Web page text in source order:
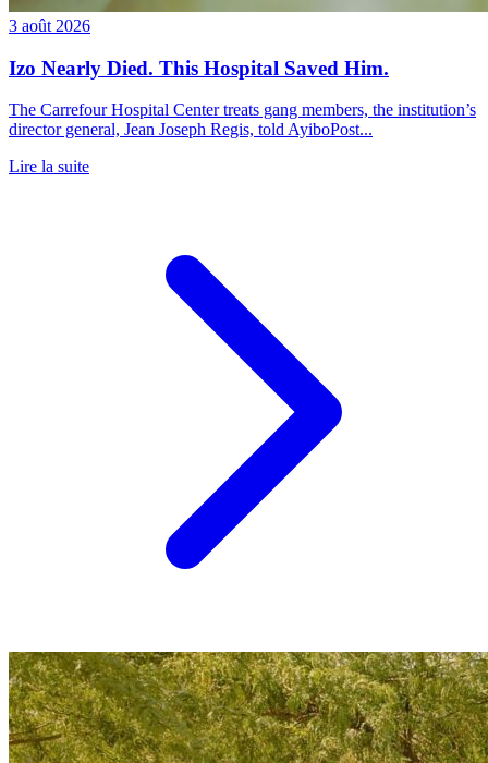
3 août 2026
Izo Nearly Died. This Hospital Saved Him.
The Carrefour Hospital Center treats gang members, the institution’s
director general, Jean Joseph Regis, told AyiboPost...
Lire la suite